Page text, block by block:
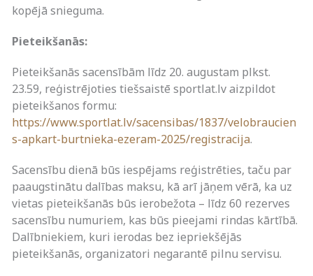
kopējā snieguma.
Pieteikšanās:
Pieteikšanās sacensībām līdz 20. augustam plkst.
23.59, reģistrējoties tiešsaistē sportlat.lv aizpildot
pieteikšanos formu:
https://www.sportlat.lv/sacensibas/1837/velobraucien
s-apkart-burtnieka-ezeram-2025/registracija.
Sacensību dienā būs iespējams reģistrēties, taču par
paaugstinātu dalības maksu, kā arī jāņem vērā, ka uz
vietas pieteikšanās būs ierobežota – līdz 60 rezerves
sacensību numuriem, kas būs pieejami rindas kārtībā.
Dalībniekiem, kuri ierodas bez iepriekšējās
pieteikšanās, organizatori negarantē pilnu servisu.